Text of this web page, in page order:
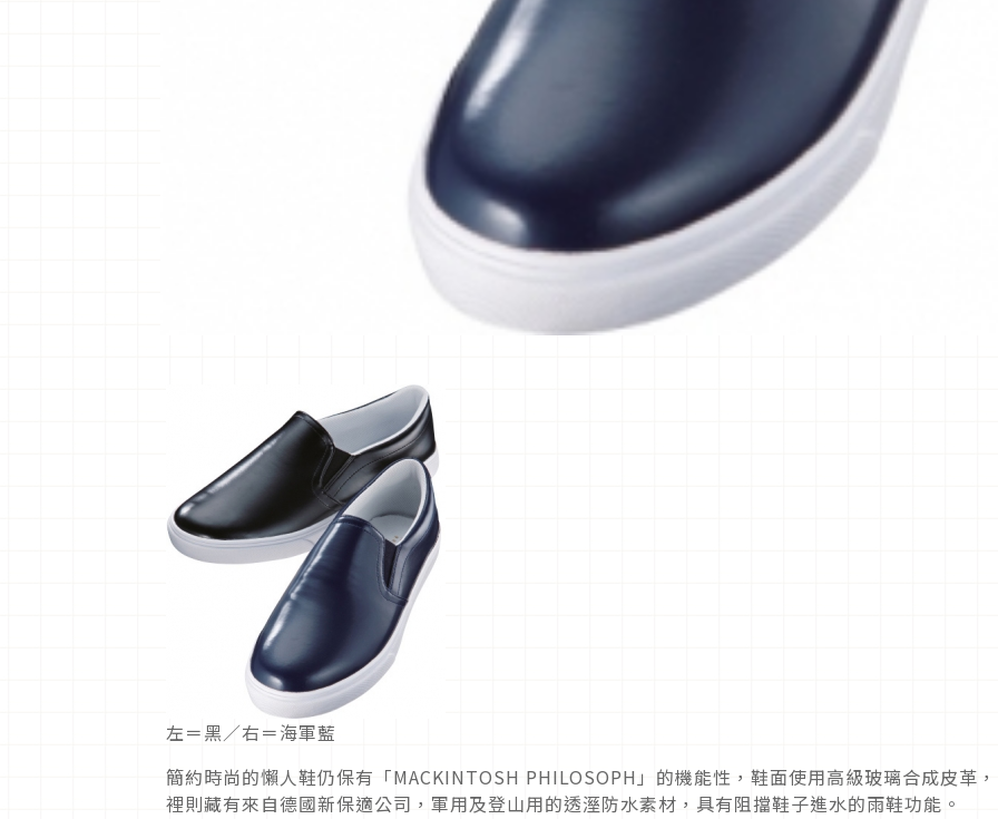
左＝黑／右＝海軍藍
簡約時尚的懶人鞋仍保有「MACKINTOSH PHILOSOPH」的機能性，鞋面使用高級玻璃合成皮革
裡則藏有來自德國新保適公司，軍用及登山用的透溼防水素材，具有阻擋鞋子進水的雨鞋功能。